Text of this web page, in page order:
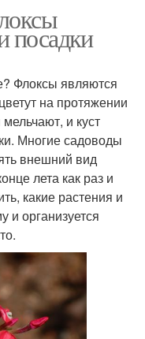
посадки
Флоксы являются
на протяжении
и куст
Многие садоводы
внешний вид
лета как раз и
какие растения и
и организуется